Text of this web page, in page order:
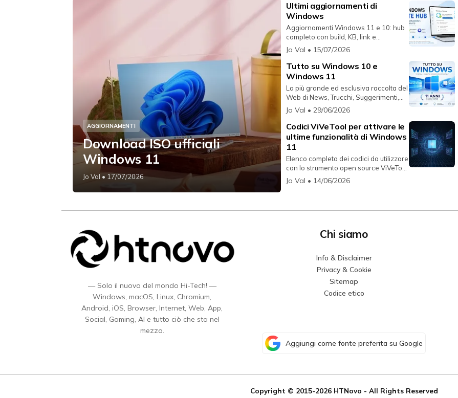
AGGIORNAMENTI
Download ISO ufficiali
Windows 11
Jo Val • 17/07/2026
Ultimi aggiornamenti di
Windows
Aggiornamenti Windows 11 e 10: hub
completo con build, KB, link e
riferimenti ufficiali sempre aggio...
Jo Val • 15/07/2026
Tutto su Windows 10 e
Windows 11
La più grande ed esclusiva raccolta del
Web di News, Trucchi, Suggerimenti,
Video e Informazioni rig...
Jo Val • 29/06/2026
Codici ViVeTool per attivare le
ultime funzionalità di Windows
11
Elenco completo dei codici da utilizzare
con lo strumento open source ViVeTool
per abilitare funzion...
Jo Val • 14/06/2026
— Solo il nuovo del mondo Hi-Tech! —
Windows, macOS, Linux, Chromium,
Android, iOS, Browser, Internet, Web, App,
Social, Gaming, AI e tutto ciò che sta nel
mezzo.
Chi siamo
Info & Disclaimer
Privacy & Cookie
Sitemap
Codice etico
Aggiungi come fonte preferita su Google
Copyright © 2015-2026 HTNovo - All Rights Reserved